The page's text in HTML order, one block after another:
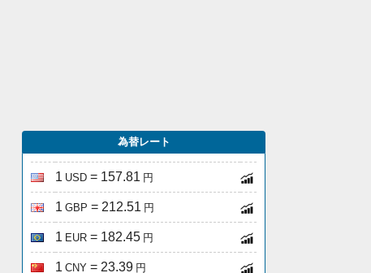
為替レート
1 USD = 157.81 円
1 GBP = 212.51 円
1 EUR = 182.45 円
1 CNY = 23.39 円